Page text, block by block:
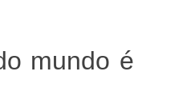
mundo é